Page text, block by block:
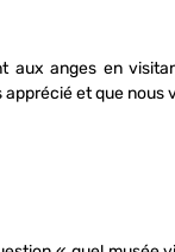
aux anges en
et que nous